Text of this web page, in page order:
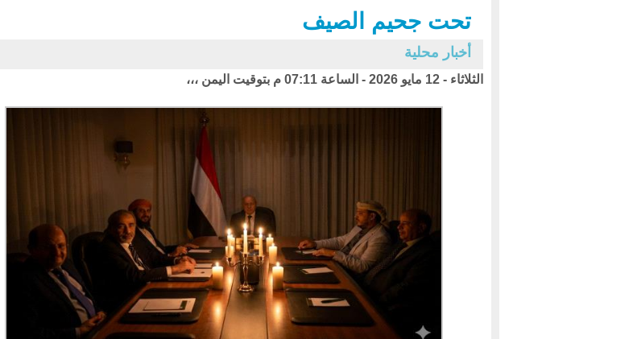
تحت جحيم الصيف
أخبار محلية
الثلاثاء - 12 مايو 2026 - الساعة 07:11 م بتوقيت اليمن ،،،